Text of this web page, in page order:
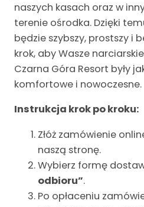
naszych kasach oraz w
terenie ośrodka. Dzięki
będzie szybszy, prostszy i
krok, aby Wasze
Czarna Góra Resort były
komfortowe i nowoczesne.
Instrukcja krok po kroku:
Złóż zamówienie
naszą stronę.
Wybierz formę
odbioru”.
Po opłaceniu